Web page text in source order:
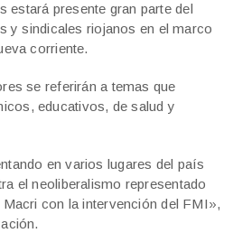
estará presente gran parte del
y sindicales riojanos en el marco
corriente.
se referirán a temas que
educativos, de salud y
en varios lugares del país
el neoliberalismo representado
con la intervención del FMI»,